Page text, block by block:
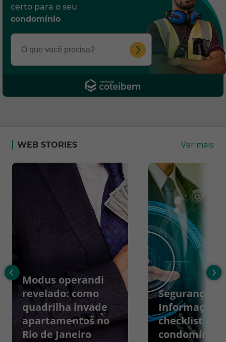
certo para o seu
condomínio
WEB STORIES Ver mais
Modus operandi
revelado: como
quadrilha invade
apartamentos no
Rio de Janeiro
Segurança da
Informação:
checklist
condomínios
‹ ›